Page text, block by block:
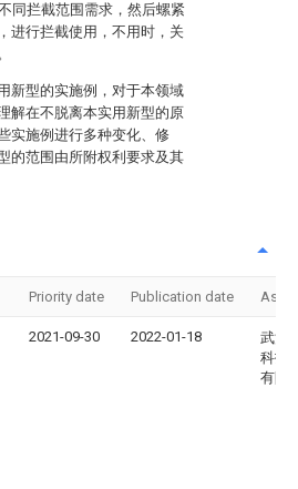
同拦截范围需求，然后螺紧
进行拦截使用，不用时，关
新型的实施例，对于本领域
解在不脱离本实用新型的原
实施例进行多种变化、修
的范围由所附权利要求及其
Priority date Publication date
2021-09-30 2022-01-18
武汉
科技
有限